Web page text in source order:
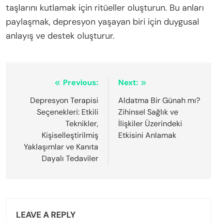
taşlarını kutlamak için ritüeller oluşturun. Bu anları
paylaşmak, depresyon yaşayan biri için duygusal
anlayış ve destek oluşturur.
navigation
Previous:
Depresyon Terapisi
Seçenekleri: Etkili
Teknikler,
Kişiselleştirilmiş
Yaklaşımlar ve Kanıta
Dayalı Tedaviler
Next:
Aldatma Bir Günah mı?
Zihinsel Sağlık ve
İlişkiler Üzerindeki
Etkisini Anlamak
LEAVE A REPLY